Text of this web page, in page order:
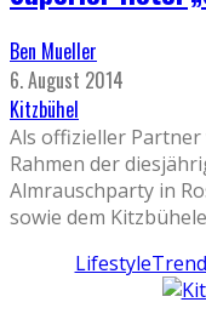
Ben Mueller
6. August 2014
Kitzbühel
Als offizieller
Rahmen der
Almrauschparty in
sowie dem